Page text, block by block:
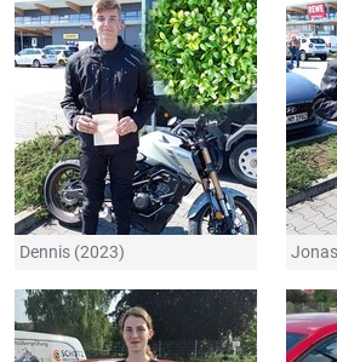
Dennis (2023)